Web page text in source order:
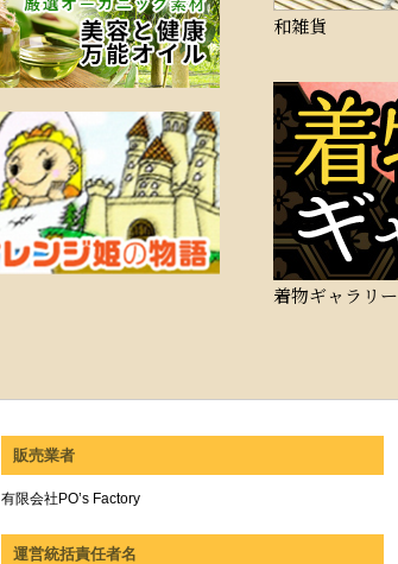
和雑貨
着物ギャラリー
販売業者
有限会社PO’s Factory
運営統括責任者名